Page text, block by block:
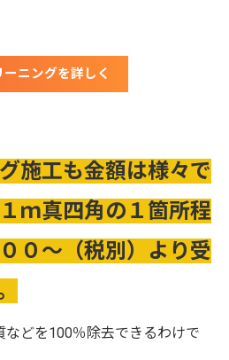
ニングを詳しく
施工も金額は様々で
ｍ真四角の１箇所程
０～（税別）より受
どを100％除去できるわけで